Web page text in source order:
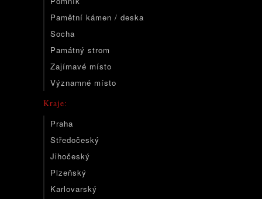
Pamětní kámen / deska
Socha
Památný strom
Zajímavé místo
Významné místo
Kraje:
Praha
Středočeský
Jihočeský
Plzeňský
Karlovarský